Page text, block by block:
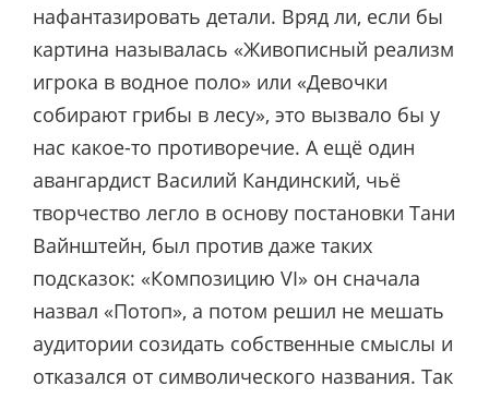
нафантазировать детали. Вряд ли, если бы
картина называлась «Живописный реализм
игрока в водное поло» или «Девочки
собирают грибы в лесу», это вызвало бы у
нас какое-то противоречие. А ещё один
авангардист Василий Кандинский, чьё
творчество легло в основу постановки Тани
Вайнштейн, был против даже таких
подсказок: «Композицию VI» он сначала
назвал «Потоп», а потом решил не мешать
аудитории созидать собственные смыслы и
отказался от символического названия. Так